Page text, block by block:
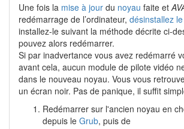
Une fois la mise à jour du noyau faite et
redémarrage de l’ordinateur, désinstallez
installez-le suivant la méthode décrite ci-
pouvez alors redémarrer.
Si par inadvertance vous avez redémarré
avant cela, aucun module de pilote vidéo
dans le nouveau noyau. Vous vous
un écran noir. Pas de panique, il suffit
Redémarrer sur l'ancien noyau en
depuis le Grub, puis de